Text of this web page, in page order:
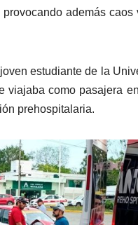
además
estudiante de la
viajaba como pasajera
prehospitalaria.